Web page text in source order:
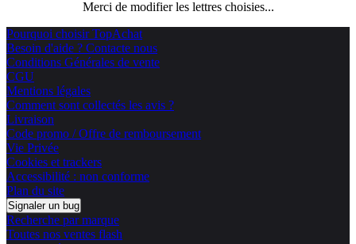
Merci de modifier les lettres choisies...
Pourquoi choisir TopAchat
Besoin d'aide ? Contacte nous
Conditions Générales de vente
CGU
Mentions légales
Comment sont collectés les avis ?
Livraison
Code promo / Offre de remboursement
Vie Privée
Cookies et trackers
Accessibilité : non conforme
Plan du site
Signaler un bug
Recherche par marque
Toutes nos ventes flash